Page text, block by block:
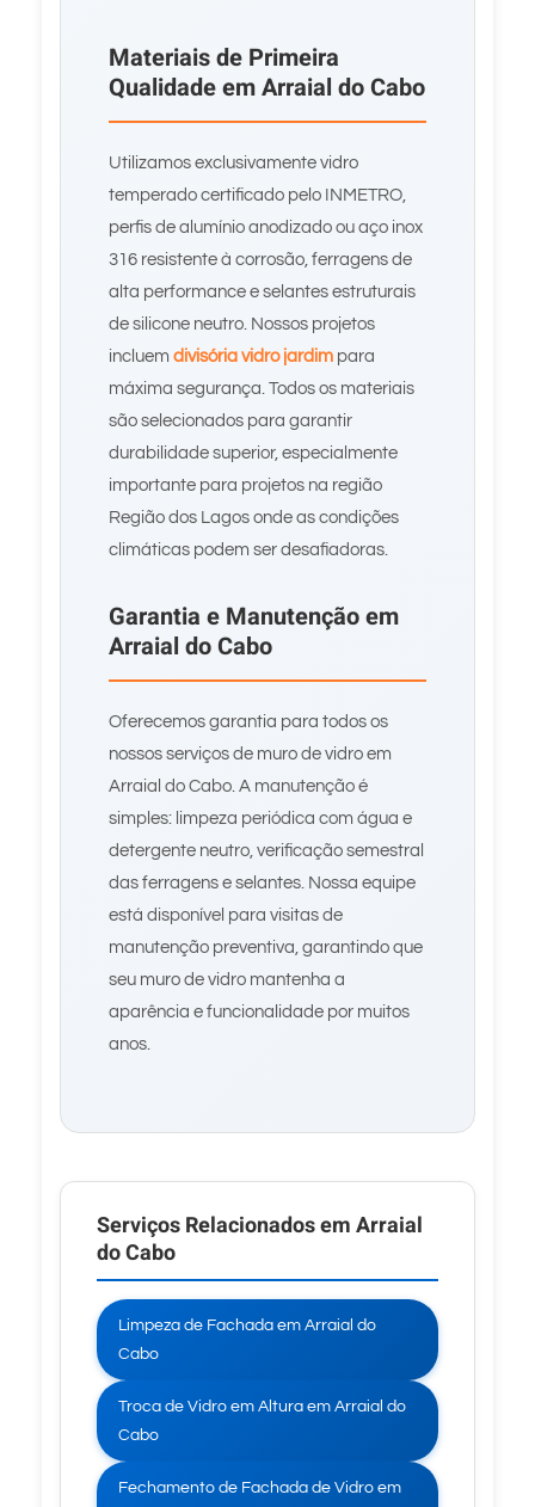
Materiais de Primeira
Qualidade em Arraial do Cabo
Utilizamos exclusivamente vidro
temperado certificado pelo INMETRO,
perfis de alumínio anodizado ou aço inox
316 resistente à corrosão, ferragens de
alta performance e selantes estruturais
de silicone neutro. Nossos projetos
incluem divisória vidro jardim para
máxima segurança. Todos os materiais
são selecionados para garantir
durabilidade superior, especialmente
importante para projetos na região
Região dos Lagos onde as condições
climáticas podem ser desafiadoras.
Garantia e Manutenção em
Arraial do Cabo
Oferecemos garantia para todos os
nossos serviços de muro de vidro em
Arraial do Cabo. A manutenção é
simples: limpeza periódica com água e
detergente neutro, verificação semestral
das ferragens e selantes. Nossa equipe
está disponível para visitas de
manutenção preventiva, garantindo que
seu muro de vidro mantenha a
aparência e funcionalidade por muitos
anos.
Serviços Relacionados em Arraial
do Cabo
Limpeza de Fachada em Arraial do
Cabo
Troca de Vidro em Altura em Arraial do
Cabo
Fechamento de Fachada de Vidro em